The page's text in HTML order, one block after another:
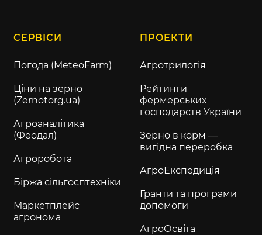
СЕРВІСИ
Погода (MeteoFarm)
Ціни на зерно
(Zernotorg.ua)
Агроаналітика
(Феодал)
Агроробота
Біржа сільгосптехніки
Маркетплейс
агронома
ПРОЕКТИ
Агротрилогія
Рейтинги
фермерських
господарств України
Зерно в корм —
вигідна переробка
АгроЕкспедиція
Гранти та програми
допомоги
АгроОсвіта